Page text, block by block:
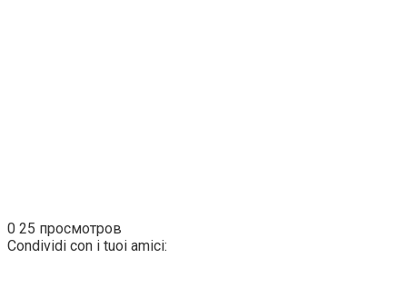
0 25 просмотров
Condividi con i tuoi amici: